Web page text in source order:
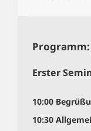
Programm:
Erster
10:00
10:30